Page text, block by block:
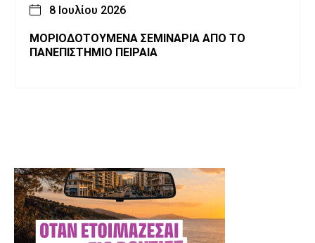
8 Ιουλίου 2026
ΜΟΡΙΟΔΟΤΟΥΜΕΝΑ ΣΕΜΙΝΑΡΙΑ ΑΠΟ ΤΟ
ΠΑΝΕΠΙΣΤΗΜΙΟ ΠΕΙΡΑΙΑ